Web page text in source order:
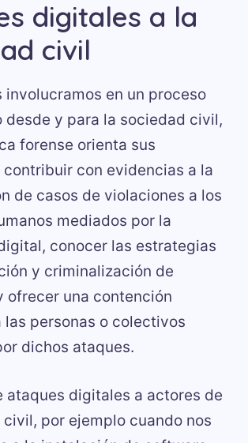
digitales a la
civil
involucramos en un proceso
desde y para la sociedad civil,
forense orienta sus
contribuir con evidencias a la
de casos de violaciones a los
mediados por la
conocer las estrategias
y criminalización de
ofrecer una contención
las personas o colectivos
dichos ataques.
ataques digitales a actores de
por ejemplo cuando nos